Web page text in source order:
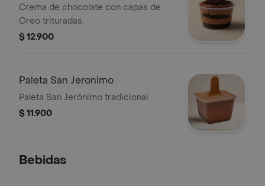
Crema de chocolate con capas de
Oreo trituradas.
$ 12.900
Paleta San Jeronimo
Paleta San Jerónimo tradicional.
$ 11.900
Bebidas